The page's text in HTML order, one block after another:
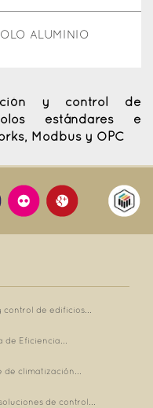
ALUMINIO
y control de
estándares e
Modbus y OPC
control de edificios...
de Eficiencia...
de climatización...
de control...